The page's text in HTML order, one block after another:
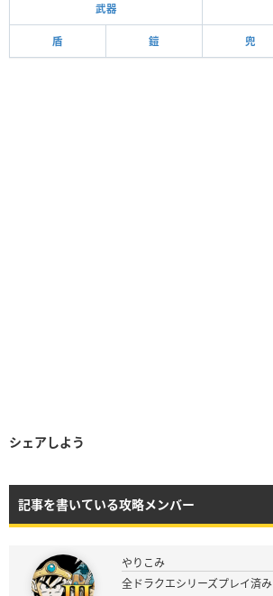
武器
盾 鎧 兜
シェアしよう
記事を書いている攻略メンバー
やりこみ
全ドラクエシリーズプレイ済み